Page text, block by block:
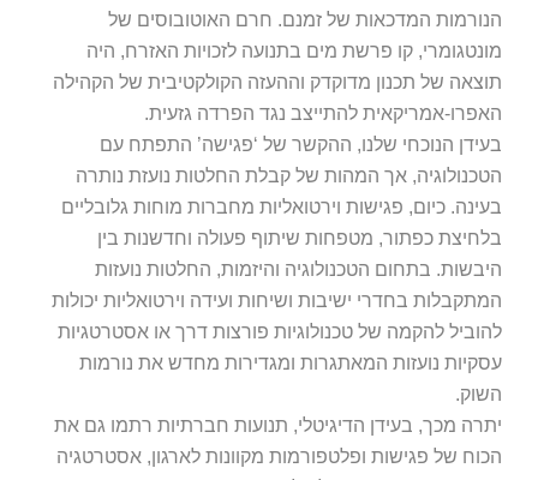
המדכאות של זמנם. חרם האוטובוסים של
קו פרשת מים בתנועה לזכויות האזרח, היה
של תכנון מדוקדק וההעזה הקולקטיבית של הקהילה
אמריקאית להתייצב נגד הפרדה גזעית.
הנוכחי שלנו, ההקשר של ‘פגישה’ התפתח עם
אך המהות של קבלת החלטות נועזת נותרה
כיום, פגישות וירטואליות מחברות מוחות גלובליים
כפתור, מטפחות שיתוף פעולה וחדשנות בין
בתחום הטכנולוגיה והיזמות, החלטות נועזות
בחדרי ישיבות ושיחות ועידה וירטואליות יכולות
להקמה של טכנולוגיות פורצות דרך או אסטרטגיות
נועזות המאתגרות ומגדירות מחדש את נורמות
מכך, בעידן הדיגיטלי, תנועות חברתיות רתמו גם את
של פגישות ופלטפורמות מקוונות לארגון, אסטרטגיה